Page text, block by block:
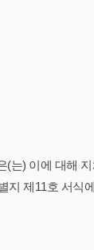
(는) 이에 대해
지 제11호 서식